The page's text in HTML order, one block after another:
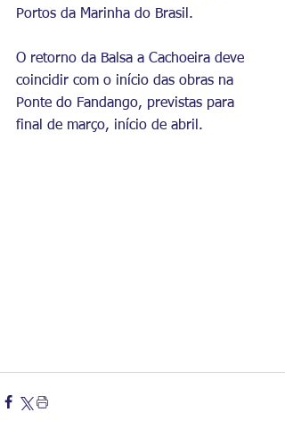
Portos da Marinha do Brasil.
O retorno da Balsa a Cachoeira deve
coincidir com o início das obras na
Ponte do Fandango, previstas para
final de março, início de abril.